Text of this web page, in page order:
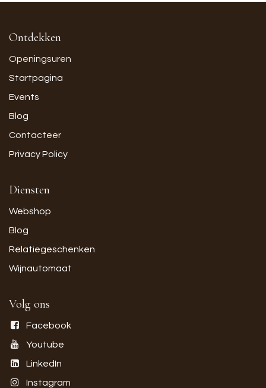
Ontdekken
Openingsuren
Startpagina
Events
Blog
Contacteer
Privacy Policy
Diensten
Webshop
Blog
Relatiegeschenken
Wijnautomaat
Volg ons
Facebook
Youtube
LinkedIn
Instagram